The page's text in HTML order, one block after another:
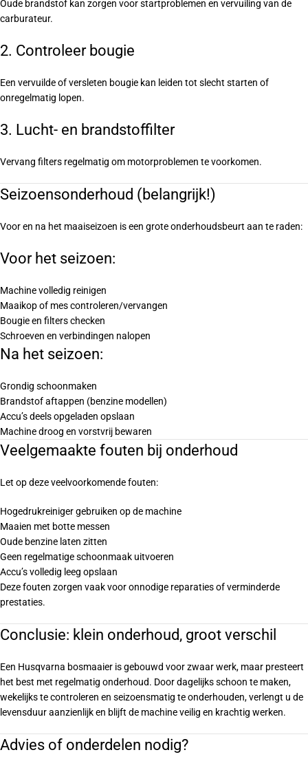
Oude brandstof kan zorgen voor startproblemen en vervuiling van de
carburateur.
2. Controleer bougie
Een vervuilde of versleten bougie kan leiden tot slecht starten of
onregelmatig lopen.
3. Lucht- en brandstoffilter
Vervang filters regelmatig om motorproblemen te voorkomen.
Seizoensonderhoud (belangrijk!)
Voor en na het maaiseizoen is een grote onderhoudsbeurt aan te raden:
Voor het seizoen:
Machine volledig reinigen
Maaikop of mes controleren/vervangen
Bougie en filters checken
Schroeven en verbindingen nalopen
Na het seizoen:
Grondig schoonmaken
Brandstof aftappen (benzine modellen)
Accu’s deels opgeladen opslaan
Machine droog en vorstvrij bewaren
Veelgemaakte fouten bij onderhoud
Let op deze veelvoorkomende fouten:
Hogedrukreiniger gebruiken op de machine
Maaien met botte messen
Oude benzine laten zitten
Geen regelmatige schoonmaak uitvoeren
Accu’s volledig leeg opslaan
Deze fouten zorgen vaak voor onnodige reparaties of verminderde
prestaties.
Conclusie: klein onderhoud, groot verschil
Een Husqvarna bosmaaier is gebouwd voor zwaar werk, maar presteert
het best met regelmatig onderhoud. Door dagelijks schoon te maken,
wekelijks te controleren en seizoensmatig te onderhouden, verlengt u de
levensduur aanzienlijk en blijft de machine veilig en krachtig werken.
Advies of onderdelen nodig?